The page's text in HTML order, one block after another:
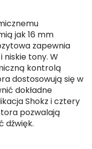
jak 16 mm
zapewnia
niskie tony. W
kontrolą
dostosowują się w
dokładne
Shokz i cztery
pozwalają
dźwięk.